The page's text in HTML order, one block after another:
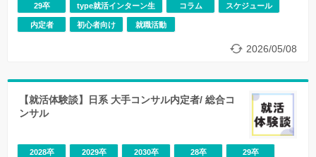
2026/05/08
29卒 type就活インターン生 コラム スケジュール
内定者 初心者向け 就職活動
【就活体験談】日系 大手コンサル内定者/ 総合コ
ンサル
2028卒 2029卒 2030卒 28卒 29卒